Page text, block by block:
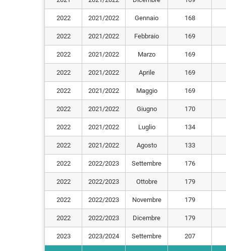
2022 2021/2022 Gennaio 168
2022 2021/2022 Febbraio 169
2022 2021/2022 Marzo 169
2022 2021/2022 Aprile 169
2022 2021/2022 Maggio 169
2022 2021/2022 Giugno 170
2022 2021/2022 Luglio 134
2022 2021/2022 Agosto 133
2022 2022/2023 Settembre 176
2022 2022/2023 Ottobre 179
2022 2022/2023 Novembre 179
2022 2022/2023 Dicembre 179
2023 2023/2024 Settembre 207